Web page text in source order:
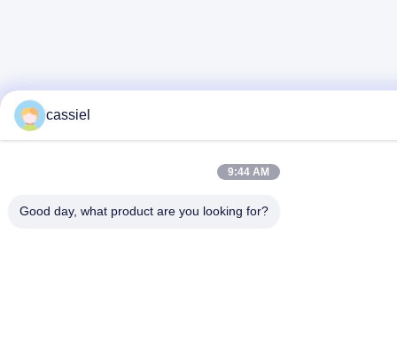
cassiel
9:44 AM
Good day, what product are you looking for?